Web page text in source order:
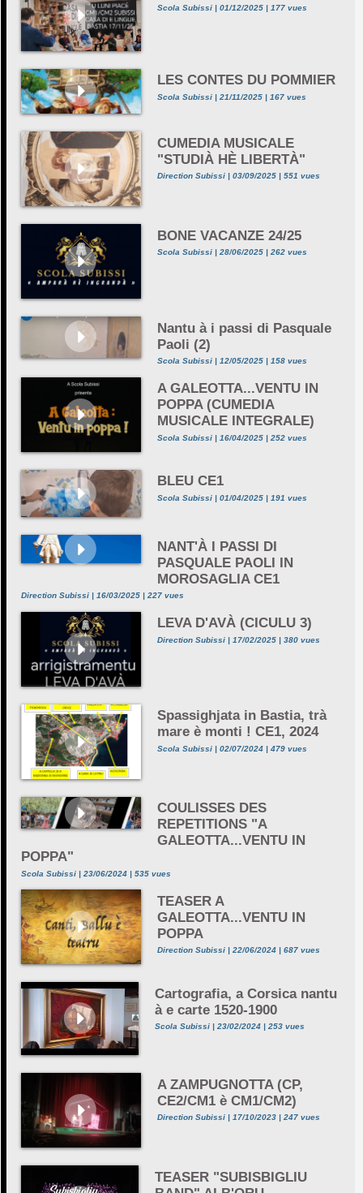
Scola Subissi | 01/12/2025 | 177 vues
LES CONTES DU POMMIER
Scola Subissi | 21/11/2025 | 167 vues
CUMEDIA MUSICALE
"STUDIÀ HÈ LIBERTÀ"
Direction Subissi | 03/09/2025 | 551 vues
BONE VACANZE 24/25
Scola Subissi | 28/06/2025 | 262 vues
Nantu à i passi di Pasquale
Paoli (2)
Scola Subissi | 12/05/2025 | 158 vues
A GALEOTTA...VENTU IN
POPPA (CUMEDIA
MUSICALE INTEGRALE)
Scola Subissi | 16/04/2025 | 252 vues
BLEU CE1
Scola Subissi | 01/04/2025 | 191 vues
NANT'À I PASSI DI
PASQUALE PAOLI IN
MOROSAGLIA CE1
Direction Subissi | 16/03/2025 | 227 vues
LEVA D'AVÀ (CICULU 3)
Direction Subissi | 17/02/2025 | 380 vues
Spassighjata in Bastia, trà
mare è monti ! CE1, 2024
Scola Subissi | 02/07/2024 | 479 vues
COULISSES DES
REPETITIONS "A
GALEOTTA...VENTU IN
POPPA"
Scola Subissi | 23/06/2024 | 535 vues
TEASER A
GALEOTTA...VENTU IN
POPPA
Direction Subissi | 22/06/2024 | 687 vues
Cartografia, a Corsica nantu
à e carte 1520-1900
Scola Subissi | 23/02/2024 | 253 vues
A ZAMPUGNOTTA (CP,
CE2/CM1 è CM1/CM2)
Direction Subissi | 17/10/2023 | 247 vues
TEASER "SUBISBIGLIU